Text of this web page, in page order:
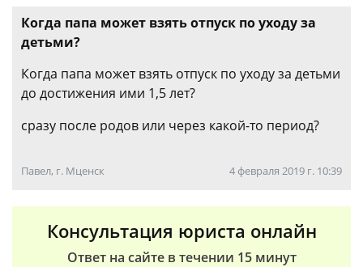
Когда папа может взять отпуск по уходу за
детьми?
Когда папа может взять отпуск по уходу за детьми
до достижения ими 1,5 лет?
сразу после родов или через какой-то период?
Павел, г. Мценск 4 февраля 2019 г. 10:39
Консультация юриста онлайн
Ответ на сайте в течении 15 минут